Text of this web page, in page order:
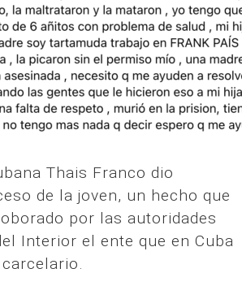
Thais Franco dio
de la joven, un hecho que
por las autoridades
Interior el ente que en Cuba